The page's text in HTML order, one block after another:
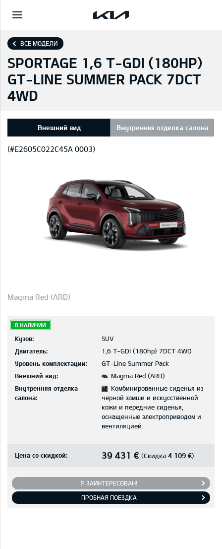
ВСЕ МОДЕЛИ
SPORTAGE 1,6 T-GDI (180HP)
GT-LINE SUMMER PACK 7DCT
4WD
Внешний вид Внутренняя отделка салона
(#E2605C022C45A 0003)
Magma Red (ARD)
В НАЛИЧИИ
Кузов:
SUV
Двигатель:
1,6 T-GDI (180hp) 7DCT 4WD
Уровень комплектации:
GT-Line Summer Pack
Внешний вид:
Magma Red (ARD)
Внутренняя отделка
салона:
Комбинированные сиденья из
черной замши и искусственной
кожи и передние сиденья,
оснащенные электроприводом и
вентиляцией.
Цена со скидкой: 39 431 € (Скидка 4 109 €)
Я ЗАИНТЕРЕСОВАН!
ПРОБНАЯ ПОЕЗДКА